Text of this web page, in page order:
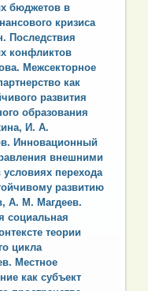
бюджетов в
кризиса
Последствия
конфликтов
Межсекторное
как
развития
образования
И. А.
Инновационный
внешними
перехода
развитию
А. М. Магдеев.
социальная
теории
цикла
Местное
как субъект